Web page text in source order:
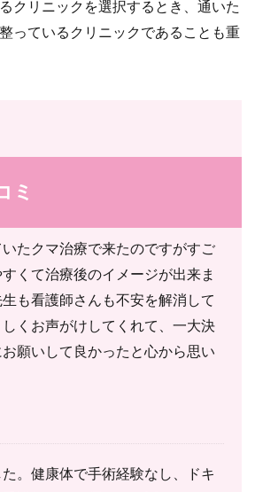
クリニックを選択するとき、通いた
っているクリニックであることも重
ミ
たクマ治療で来たのですがすご
くて治療後のイメージが出来ま
も看護師さんも不安を解消して
しくお声がけしてくれて、一大決
願いして良かったと心から思い
。健康体で手術経験なし、ドキ